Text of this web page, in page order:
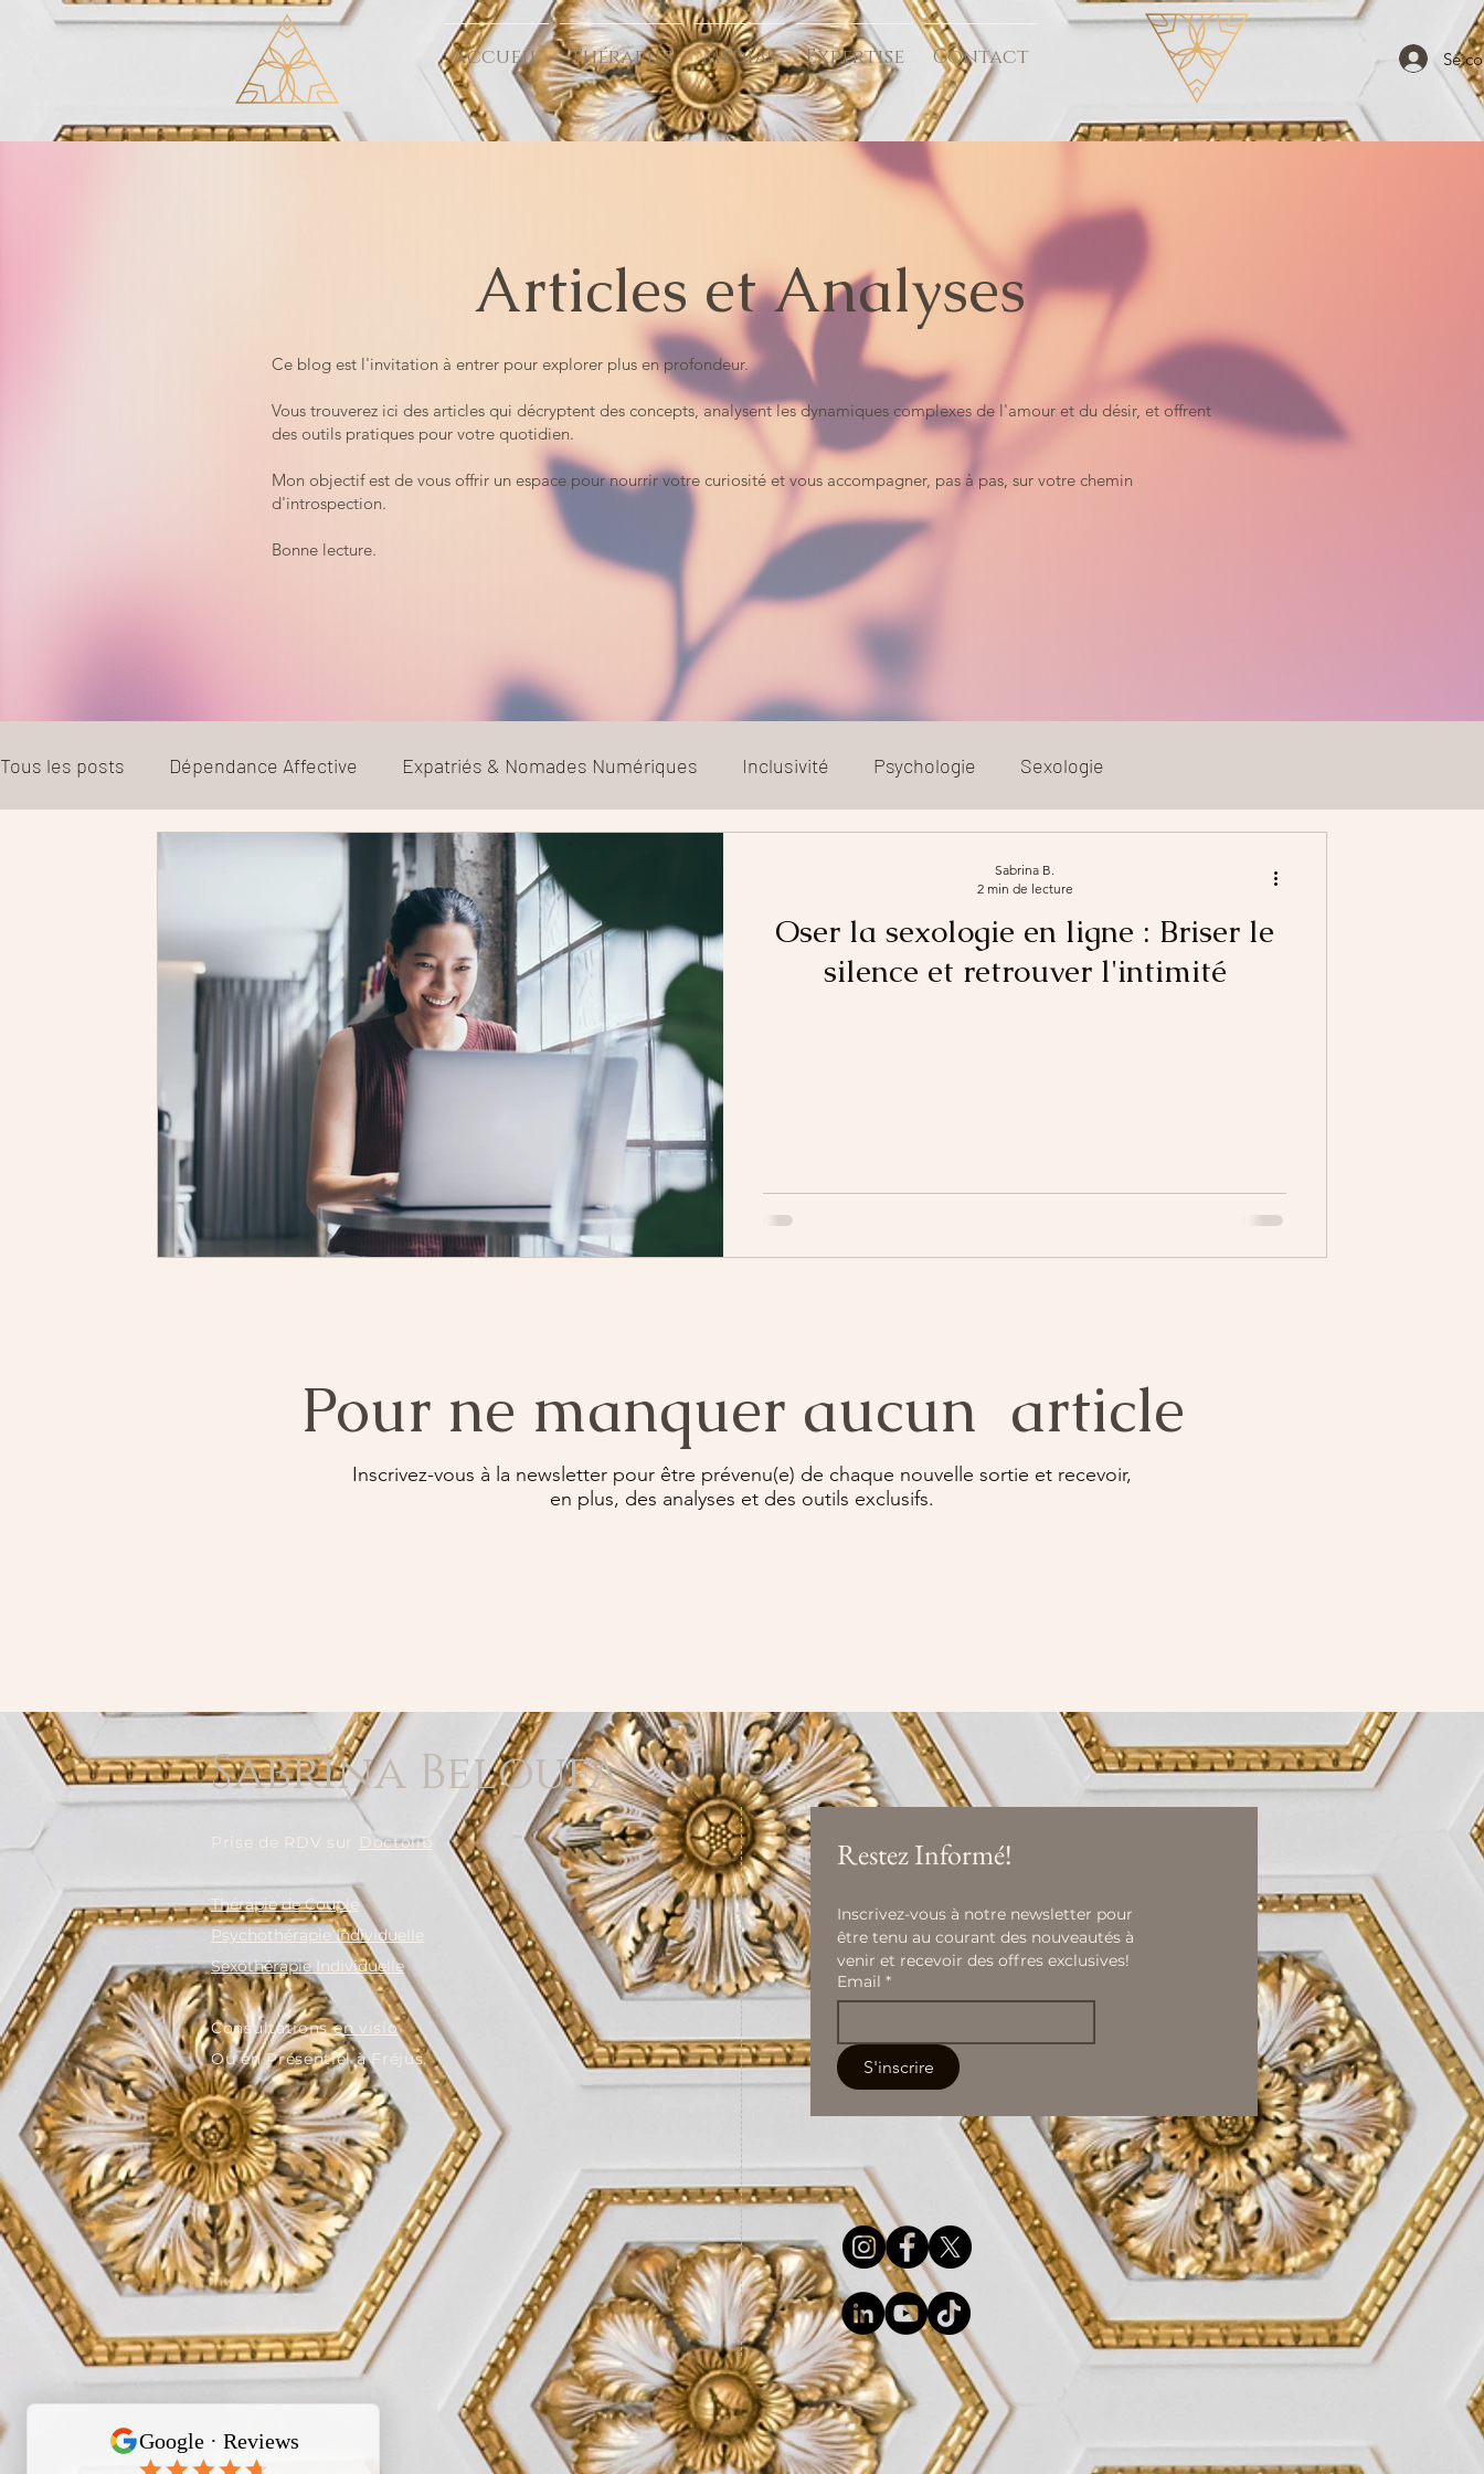
Accueil Thérapies Médias Expertise Contact Se
Articles et Analyses
Ce blog est l'invitation à entrer pour explorer plus en profondeur.
Vous trouverez ici des articles qui décryptent des concepts, analysent les dynamiques complexes de l'amour et du désir, et offrent
des outils pratiques pour votre quotidien.
Mon objectif est de vous offrir un espace pour nourrir votre curiosité et vous accompagner, pas à pas, sur votre chemin
d'introspection.
Bonne lecture.
Tous les posts Dépendance Affective Expatriés & Nomades Numériques Inclusivité Psychologie Sexologie
Divorce et séparation Relation toxique
Oser la sexologie en ligne : Briser le
silence et retrouver l'intimité
Sabrina B.
2 min de lecture
Pour ne manquer aucun article
Inscrivez-vous à la newsletter pour être prévenu(e) de chaque nouvelle sortie et recevoir,
en plus, des analyses et des outils exclusifs.
Sabrina Beloufa
Prise de RDV sur Doctolib
Thérapie de Couple
Psychothérapie Individuelle
Sexothérapie Individuelle
​Consultationsen visio
Ou en Présentiel à Fréjus.
Restez Informé!
Inscrivez-vous à notre newsletter pour
être tenu au courant des nouveautés à
venir et recevoir des offres exclusives!
Email *
S'inscrire